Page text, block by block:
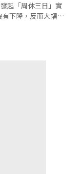
起「周休三日」實
下降，反而大幅成